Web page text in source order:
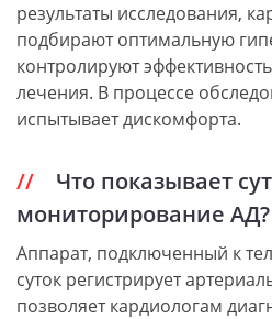
результаты исследования,
подбирают оптимальную
контролируют
лечения. В процессе
испытывает дискомфорта.
Что показывает
мониторирование АД?
Аппарат, подключенный к
суток регистрирует
позволяет кардиологам